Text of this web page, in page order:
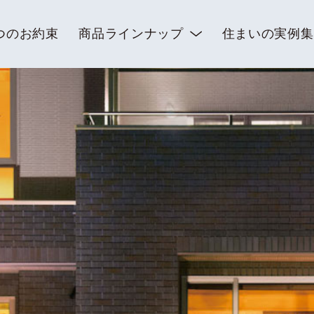
のお約束 商品ラインナップ 住まいの実例集